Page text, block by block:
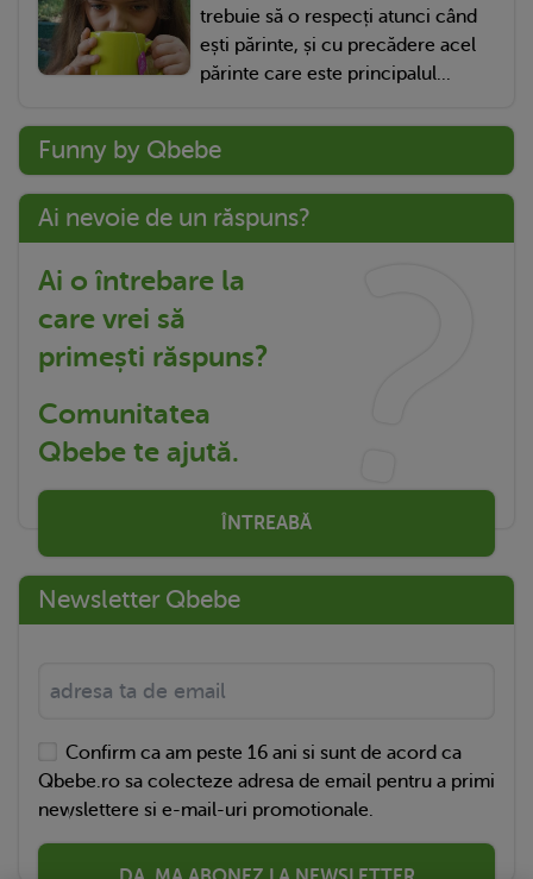
trebuie să o respecți atunci când
ești părinte, și cu precădere acel
părinte care este principalul...
Funny by Qbebe
Ai nevoie de un răspuns?
Ai o întrebare la
care vrei să
primești răspuns?
Comunitatea
Qbebe te ajută.
ÎNTREABĂ
Newsletter Qbebe
Confirm ca am peste 16 ani si sunt de acord ca
Qbebe.ro sa colecteze adresa de email pentru a primi
newslettere si e-mail-uri promotionale.